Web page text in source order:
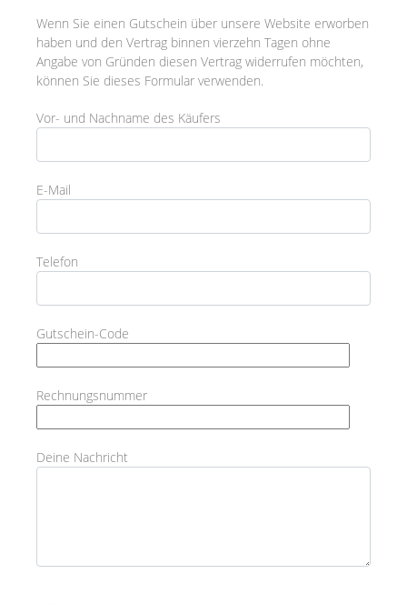
Wenn Sie einen Gutschein über unsere Website erworben
haben und den Vertrag binnen vierzehn Tagen ohne
Angabe von Gründen diesen Vertrag widerrufen möchten,
können Sie dieses Formular verwenden.
Vor- und Nachname des Käufers
E-Mail
Telefon
Gutschein-Code
Rechnungsnummer
Deine Nachricht